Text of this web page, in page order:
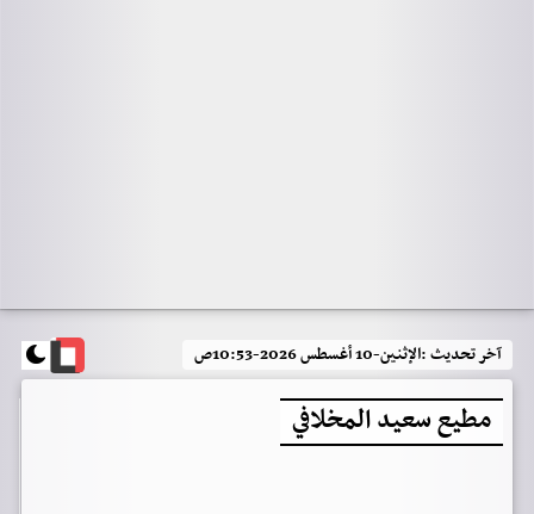
آخر تحديث :الإثنين-10 أغسطس 2026-10:53ص
مطيع سعيد المخلافي